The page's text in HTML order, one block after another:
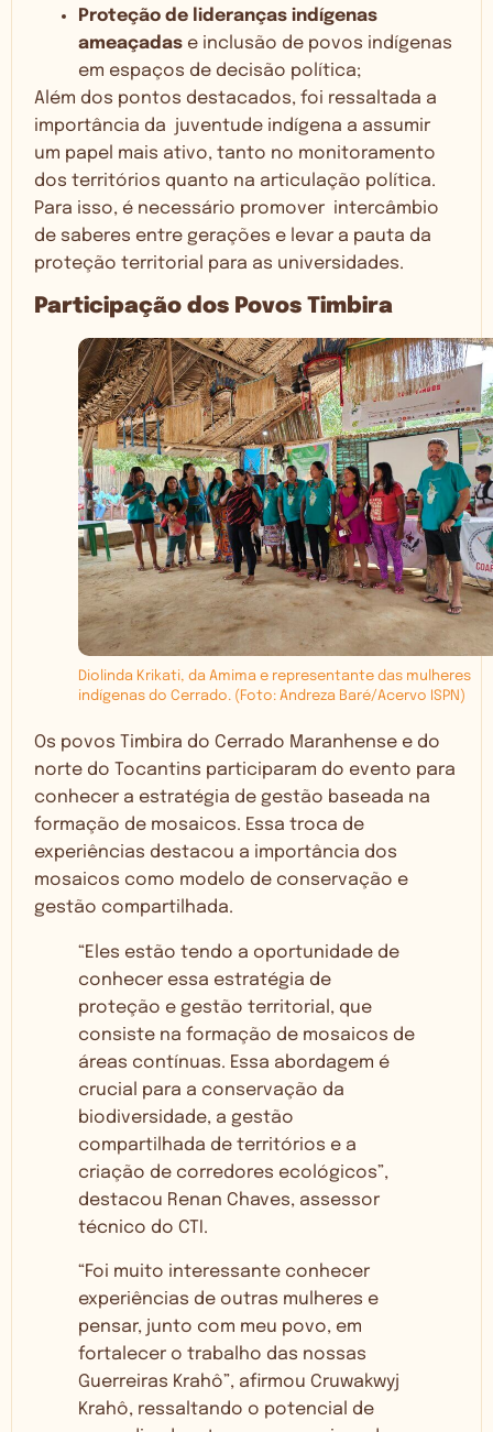
Proteção de lideranças indígenas
ameaçadas e inclusão de povos indígenas
em espaços de decisão política;
Além dos pontos destacados, foi ressaltada a
importância da juventude indígena a assumir
um papel mais ativo, tanto no monitoramento
dos territórios quanto na articulação política.
Para isso, é necessário promover intercâmbio
de saberes entre gerações e levar a pauta da
proteção territorial para as universidades.
Participação dos Povos Timbira
Diolinda Krikati, da Amima e representante das mulheres
indígenas do Cerrado. (Foto: Andreza Baré/Acervo ISPN)
Os povos Timbira do Cerrado Maranhense e do
norte do Tocantins participaram do evento para
conhecer a estratégia de gestão baseada na
formação de mosaicos. Essa troca de
experiências destacou a importância dos
mosaicos como modelo de conservação e
gestão compartilhada.
“Eles estão tendo a oportunidade de
conhecer essa estratégia de
proteção e gestão territorial, que
consiste na formação de mosaicos de
áreas contínuas. Essa abordagem é
crucial para a conservação da
biodiversidade, a gestão
compartilhada de territórios e a
criação de corredores ecológicos”,
destacou Renan Chaves, assessor
técnico do CTI.
“Foi muito interessante conhecer
experiências de outras mulheres e
pensar, junto com meu povo, em
fortalecer o trabalho das nossas
Guerreiras Krahô”, afirmou Cruwakwyj
Krahô, ressaltando o potencial de